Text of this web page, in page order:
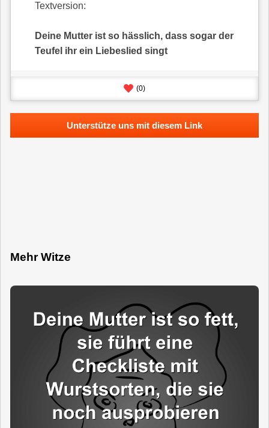
Textversion:
Deine Mutter ist so hässlich, dass sogar der
Teufel ihr ein Liebeslied singt
(0)
Unterstütze uns mit diesem Link
Mehr Witze